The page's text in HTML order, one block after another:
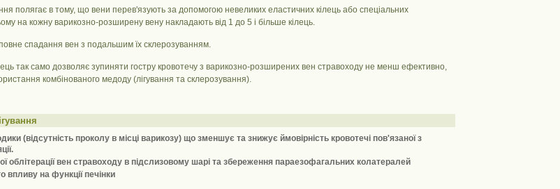
полягає в тому, що вени перев'язують за допомогою невеликих еластичних кілець або спеціальних
на кожну варикозно-розширену вену накладають від 1 до 5 і більше кілець.
спадання вен з подальшим їх склерозуванням.
так само дозволяє зупиняти гостру кровотечу з варикозно-розширених вен стравоходу не менш ефективно,
комбінованого медоду (лігування та склерозування).
(відсутність проколу в місці варикозу) що зменшує та знижує ймовірність кровотечі пов'язаної з
облітерації вен стравоходу в підслизовому шарі та збереження параезофагальних колатералей
впливу на функції печінки